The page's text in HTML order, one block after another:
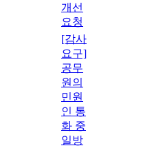
개선
요청
[감사
요구]
공무
원의
민원
인 통
화 중
일방